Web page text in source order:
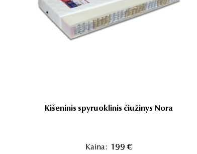
Kišeninis spyruoklinis čiužinys Nora
Kaina: 199 €